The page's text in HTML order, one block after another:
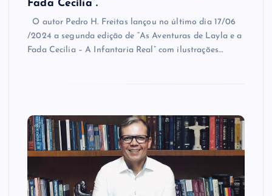
Fada Cecília”.
O autor Pedro H. Freitas lançou no último dia 17/06
/2024 a segunda edição de “As Aventuras de Layla e a
Fada Cecília – A Infantaria Real” com ilustrações…